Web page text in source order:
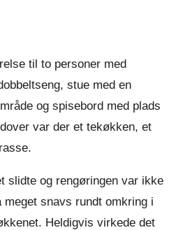
til to personer med
stue med en
og spisebord med plads
var der et tekøkken, et
slidte og rengøringen var ikke
snavs rundt omkring i
Heldigvis virkede det